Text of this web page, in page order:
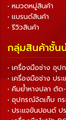
• หมวดหมู่สินค้า
• แบรนด์สินค้า
• รีวิวสินค้า
กลุ่มสินค้าชั้น
• เครื่องมือช่าง อุป
• เครื่องมือช่าง ปร
• คีมย้ำหางปลา ตัด
• อุปกรณ์จัดเก็บ ก
• ประแจขันปอนด์